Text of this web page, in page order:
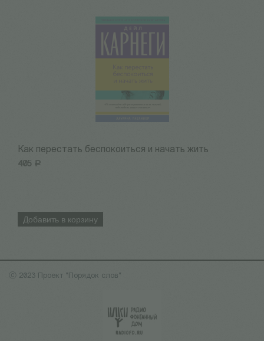
Как перестать беспокоиться и начать жить
405 Р
Добавить в корзину
ⓒ 2023 Проект "Порядок слов"